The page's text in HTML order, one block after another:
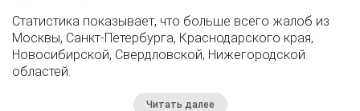
Статистика показывает, что больше всего жалоб из
Москвы, Санкт-Петербурга, Краснодарского края,
Новосибирской, Свердловской, Нижегородской
областей.
Читать далее